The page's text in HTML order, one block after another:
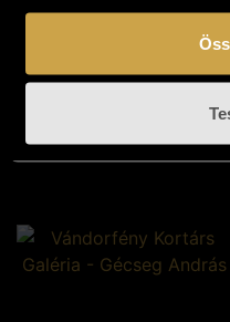
(19x29,5 cm)
Kosárba teszem